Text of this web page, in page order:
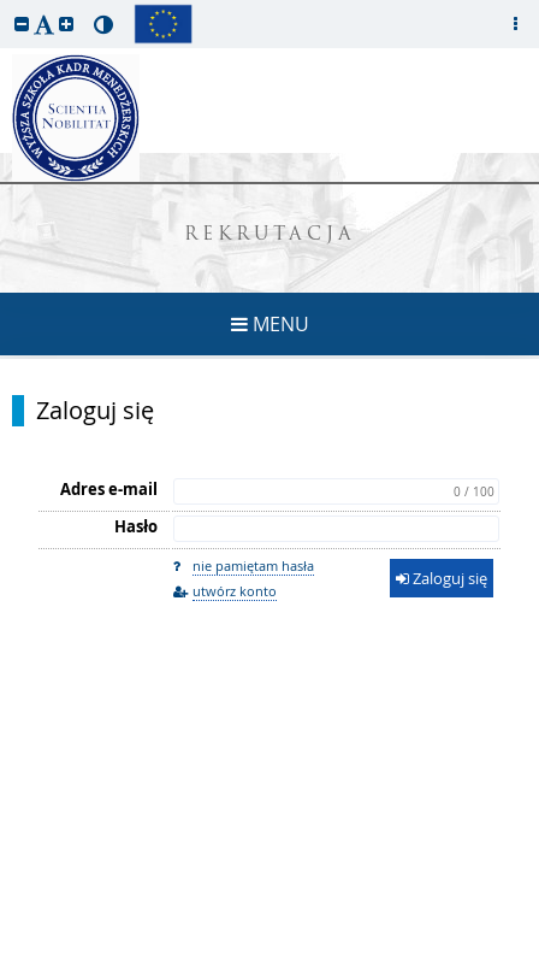
REKRUTACJA
MENU
Zaloguj się
Adres e-mail 0 / 100
Hasło
nie pamiętam hasła
utwórz konto
Zaloguj się